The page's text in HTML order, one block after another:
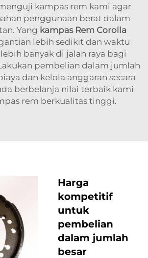
kampas rem kami agar
penggunaan berat dalam
Yang kampas Rem Corolla
lebih sedikit dan waktu
banyak di jalan raya bagi
pembelian dalam jumlah
dan kelola anggaran secara
berbelanja nilai terbaik kami
rem berkualitas tinggi.
Harga
kompetitif
untuk
pembelian
dalam jumlah
besar